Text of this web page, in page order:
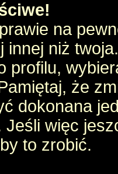
na
innej niż
profilu,
że
dokonana
więc
to zrobić.